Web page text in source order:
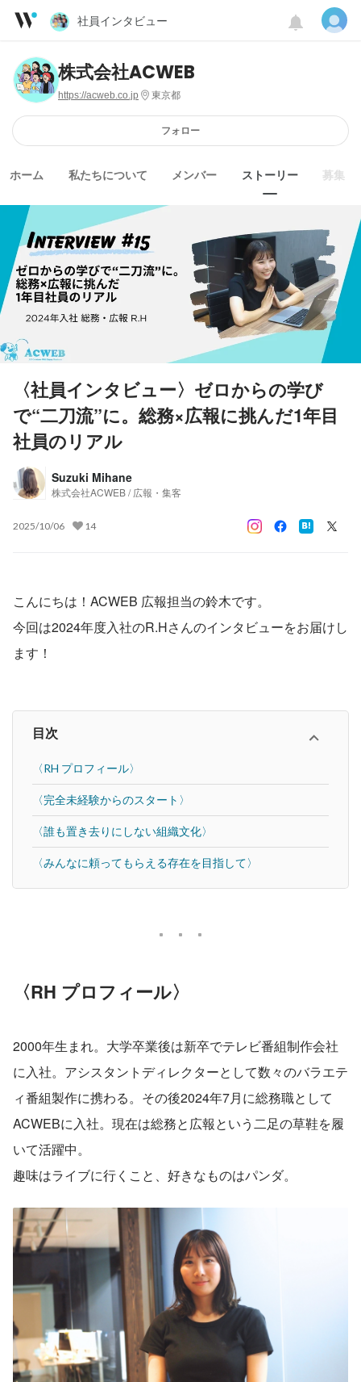
社員インタビュー
株式会社ACWEB
https://acweb.co.jp 東京都
フォロー
ホーム 私たちについて メンバー ストーリー 募集
〈社員インタビュー〉ゼロからの学び
で“二刀流”に。総務×広報に挑んだ1年目
社員のリアル
Suzuki Mihane
株式会社ACWEB / 広報・集客
2025/10/06 14
こんにちは！ACWEB 広報担当の鈴木です。
今回は2024年度入社のR.Hさんのインタビューをお届けし
ます！
目次
〈RH プロフィール〉
〈完全未経験からのスタート〉
〈誰も置き去りにしない組織文化〉
〈みんなに頼ってもらえる存在を目指して〉
〈RH プロフィール〉
2000年生まれ。大学卒業後は新卒でテレビ番組制作会社
に入社。アシスタントディレクターとして数々のバラエテ
ィ番組製作に携わる。その後2024年7月に総務職として
ACWEBに入社。現在は総務と広報という二足の草鞋を履
いて活躍中。
趣味はライブに行くこと、好きなものはパンダ。